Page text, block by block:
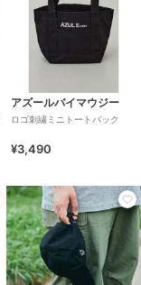
アズールバイマウジー
ロゴ刺繍ミニトートバック
¥3,490